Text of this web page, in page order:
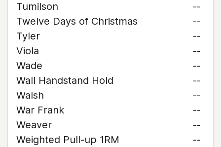
Tumilson
--
Twelve Days of Christmas
--
Tyler
--
Viola
--
Wade
--
Wall Handstand Hold
--
Walsh
--
War Frank
--
Weaver
--
Weighted Pull-up 1RM
--